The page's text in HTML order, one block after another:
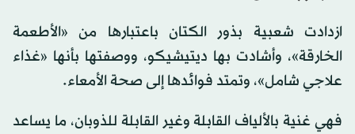
ازدادت شعبية بذور الكتان باعتبارها من «الأطعمة
الخارقة»، وأشادت بها ديتيشيكو، ووصفتها بأنها «غذاء
علاجي شامل»، وتمتد فوائدها إلى صحة الأمعاء.
فهي غنية بالألياف القابلة وغير القابلة للذوبان، ما يساعد